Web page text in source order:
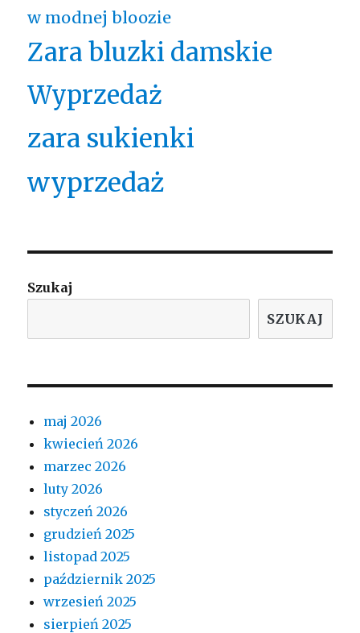
w modnej bloozie
Zara bluzki damskie
Wyprzedaż
zara sukienki
wyprzedaż
Szukaj
SZUKAJ
maj 2026
kwiecień 2026
marzec 2026
luty 2026
styczeń 2026
grudzień 2025
listopad 2025
październik 2025
wrzesień 2025
sierpień 2025